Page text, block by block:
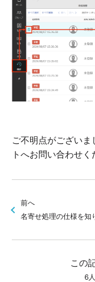
ご不明点がござい
トへお問い合わせく
前へ
名寄せ処理の仕様を知
この
6